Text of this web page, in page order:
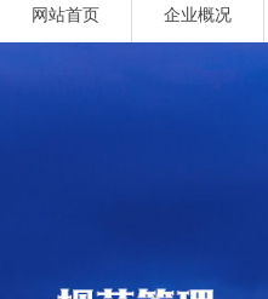
网站首页 企业概况